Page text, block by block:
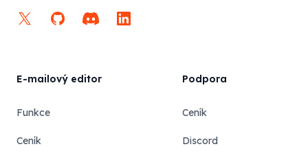
X GitHubDiscordLinkedIn
E-mailový editor
Funkce
Ceník
Podpora
Ceník
Discord